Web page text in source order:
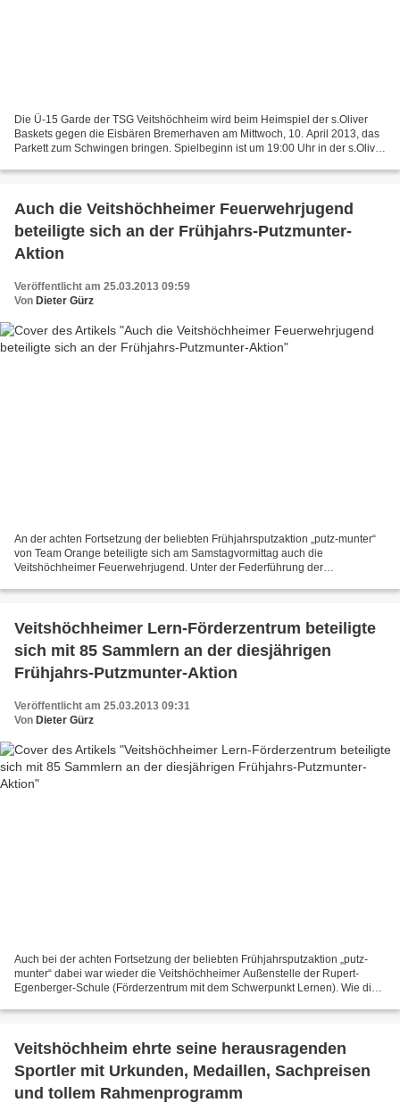
Die Ü-15 Garde der TSG Veitshöchheim wird beim Heimspiel der s.Oliver
Baskets gegen die Eisbären Bremerhaven am Mittwoch, 10. April 2013, das
Parkett zum Schwingen bringen. Spielbeginn ist um 19:00 Uhr in der s.Oliver
Auch die Veitshöchheimer Feuerwehrjugend
beteiligte sich an der Frühjahrs-Putzmunter-
Aktion
Veröffentlicht am 25.03.2013 09:59
Von Dieter Gürz
An der achten Fortsetzung der beliebten Frühjahrsputzaktion „putz-munter“
von Team Orange beteiligte sich am Samstagvormittag auch die
Veitshöchheimer Feuerwehrjugend. Unter der Federführung der
Veitshöchheimer Lern-Förderzentrum beteiligte
sich mit 85 Sammlern an der diesjährigen
Frühjahrs-Putzmunter-Aktion
Veröffentlicht am 25.03.2013 09:31
Von Dieter Gürz
Auch bei der achten Fortsetzung der beliebten Frühjahrsputzaktion „putz-
munter“ dabei war wieder die Veitshöchheimer Außenstelle der Rupert-
Egenberger-Schule (Förderzentrum mit dem Schwerpunkt Lernen). Wie die
Veitshöchheim ehrte seine herausragenden
Sportler mit Urkunden, Medaillen, Sachpreisen
und tollem Rahmenprogramm